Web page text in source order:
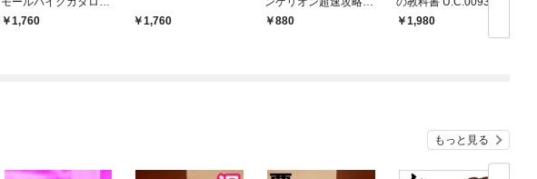
2025
1,760 1,760
Ｐ880
97逆襲のシャア＆ガン
1,980
もっと見る